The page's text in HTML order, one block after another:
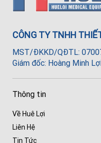
CÔNG TY TNHH
MST/ĐKKD/QĐTL:
Giám đốc: Hoàng Minh
Thông tin
Về Huê Lợi
Liên Hệ
Tin Tức